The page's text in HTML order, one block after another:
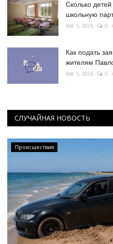
Сколько
школьную
Авг 1, 2026 0
Как подать
жителям
Авг 1, 2026 0
СЛУЧАЙНАЯ НОВОСТЬ
Происшествия